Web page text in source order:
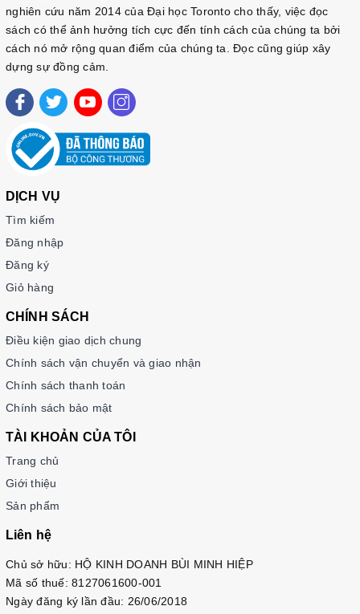
nghiên cứu năm 2014 của Đại học Toronto cho thấy, việc đọc
sách có thể ảnh hưởng tích cực đến tính cách của chúng ta bởi
cách nó mở rộng quan điểm của chúng ta. Đọc cũng giúp xây
dựng sự đồng cảm.
DỊCH VỤ
Tìm kiếm
Đăng nhập
Đăng ký
Giỏ hàng
CHÍNH SÁCH
Điều kiện giao dịch chung
Chính sách vận chuyển và giao nhận
Chính sách thanh toán
Chính sách bảo mật
TÀI KHOẢN CỦA TÔI
Trang chủ
Giới thiệu
Sản phẩm
Liên hệ
Chủ sở hữu: HỘ KINH DOANH BÙI MINH HIỆP
Mã số thuế: 8127061600-001
Ngày đăng ký lần đầu: 26/06/2018